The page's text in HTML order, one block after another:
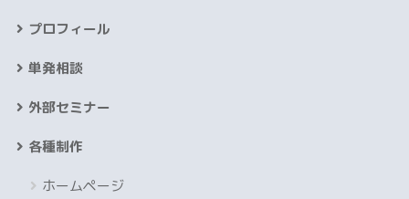
プロフィール
単発相談
外部セミナー
各種制作
ホームページ